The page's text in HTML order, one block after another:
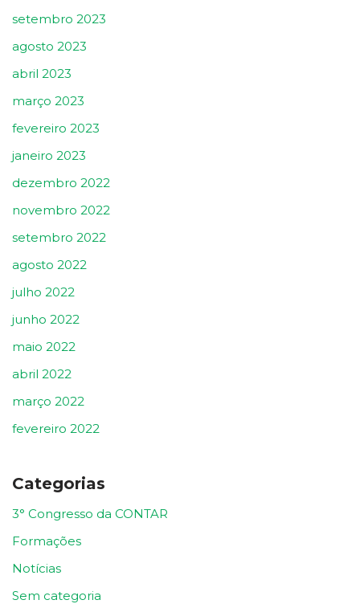
setembro 2023
agosto 2023
abril 2023
março 2023
fevereiro 2023
janeiro 2023
dezembro 2022
novembro 2022
setembro 2022
agosto 2022
julho 2022
junho 2022
maio 2022
abril 2022
março 2022
fevereiro 2022
Categorias
3° Congresso da CONTAR
Formações
Notícias
Sem categoria